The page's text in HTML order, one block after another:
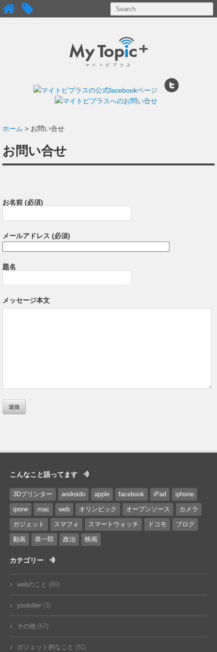
ホーム > お問い合せ
お問い合せ
お名前 (必須)
メールアドレス (必須)
題名
メッセージ本文
こんなこと語ってます
3Dプリンター androido apple facebook iPad iphone
ipone mac web オリンピック オープンソース カメラ
ガジェット スマフォ スマートウォッチ ドコモ ブログ
動画 恭一郎 政治 映画
カテゴリー
webのこと (89)
youtuber (3)
その他 (67)
ガジェット的なこと (81)